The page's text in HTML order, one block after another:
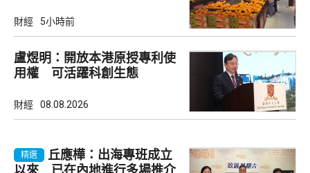
財經 5小時前
盧煜明：開放本港原授專利使
用權 可活躍科創生態
財經 08.08.2026
精選
丘應樺：出海專班成立